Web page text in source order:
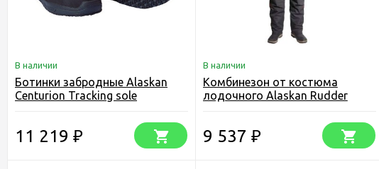
В наличии
Ботинки забродные Alaskan
Centurion Tracking sole
11 219 ₽
В наличии
Комбинезон от костюма
лодочного Alaskan Rudder
9 537 ₽